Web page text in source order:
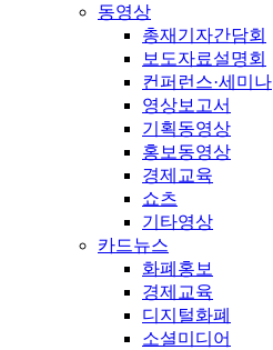
동영상
총재기자간담회
보도자료설명회
컨퍼런스·세미나
영상보고서
기획동영상
홍보동영상
경제교육
쇼츠
기타영상
카드뉴스
화폐홍보
경제교육
디지털화폐
소셜미디어